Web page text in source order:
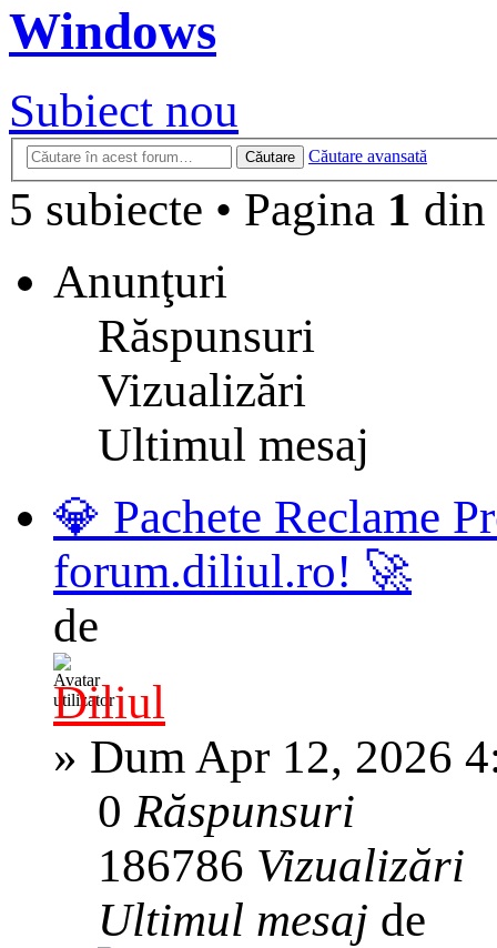
Windows
Subiect nou
Căutare Căutare avansată
5 subiecte • Pagina 1 din
Anunţuri
Răspunsuri
Vizualizări
Ultimul mesaj
💎 Pachete Reclame
forum.diliul.ro! 🚀
de
Diliul
» Dum Apr 12, 2026
0Răspunsuri
186786 Vizualizări
Ultimul mesaj de